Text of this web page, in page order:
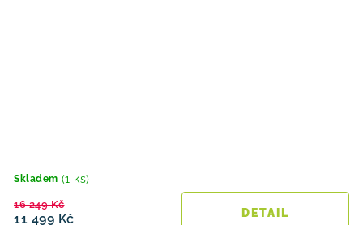
Skladem (1 ks)
11 499 Kč
16 249 Kč